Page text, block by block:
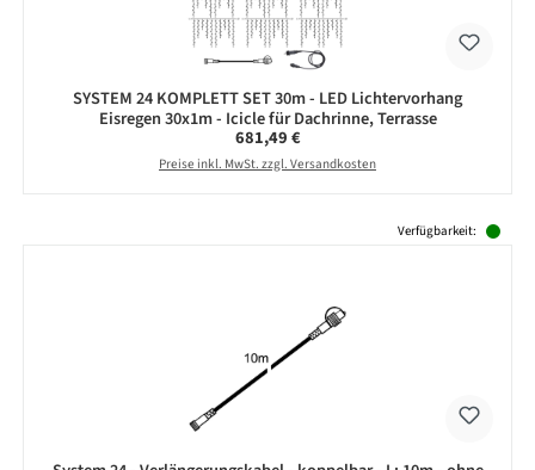
SYSTEM 24 KOMPLETT SET 30m - LED Lichtervorhang
Eisregen 30x1m - Icicle für Dachrinne, Terrasse
Regulärer Preis:
681,49 €
Preise inkl. MwSt. zzgl. Versandkosten
Verfügbarkeit: